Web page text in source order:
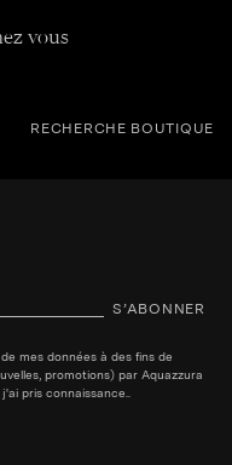
vous
RECHERCHE BOUTIQUE
S’ABONNER
mes données à des fins de
promotions) par Aquazzura
pris connaissance..